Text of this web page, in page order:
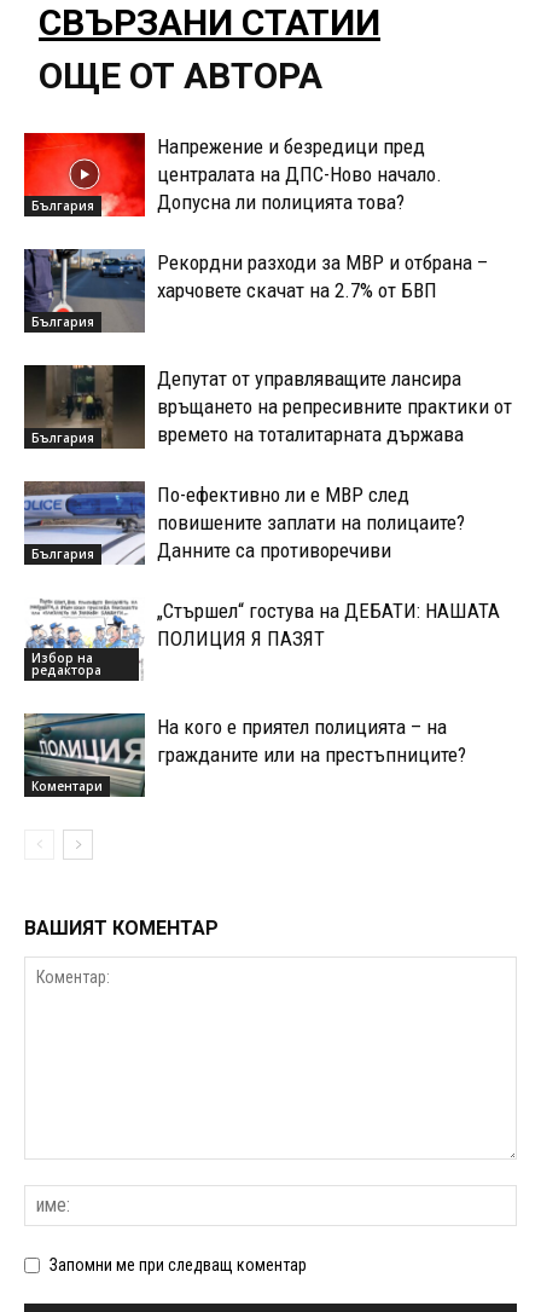
СВЪРЗАНИ СТАТИИ
ОЩЕ ОТ АВТОРА
България
Напрежение и безредици пред
централата на ДПС-Ново начало.
Допусна ли полицията това?
България
Рекордни разходи за МВР и отбрана –
харчовете скачат на 2.7% от БВП
България
Депутат от управляващите лансира
връщането на репресивните практики от
времето на тоталитарната държава
България
По-ефективно ли е МВР след
повишените заплати на полицаите?
Данните са противоречиви
Избор на
редактора
„Стършел“ гостува на ДЕБАТИ: НАШАТА
ПОЛИЦИЯ Я ПАЗЯТ
Коментари
На кого е приятел полицията – на
гражданите или на престъпниците?
ВАШИЯТ КОМЕНТАР
Запомни ме при следващ коментар